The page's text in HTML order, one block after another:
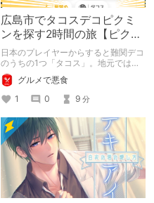
広島市でタコスデコピクミ
ンを探す2時間の旅【ピクミ
ンブルーム / Pikmin
Bloom】
日本のプレイヤーからすると難関デコ
のうちの1つ「タコス」。地元では見
つけられなかった男が広島で探す旅を
お送りします。ねくすと5月のテーマ
「お出かけの記録」。
グルメで悪食
1
0 9 分